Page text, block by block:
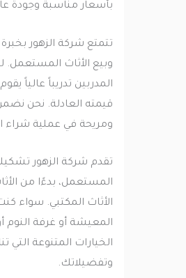
بأسعار مناسبة وجودة عالية.
تتمتع شركة الزهور بخبرة
وبيع الأثاث المستعمل.
المدربين تدريباً عالياً يقوم
قيمته العادلة. نحن نضمن
ومريحة في عملية شراء
تقدم شركة الزهور تشكيلة
المستعمل، بدءًا من الأثاث
الأثاث المكتبي. سواء كنت
المعيشة أو غرفة النوم أو
الخيارات المتنوعة التي
وتفضيلاتك.